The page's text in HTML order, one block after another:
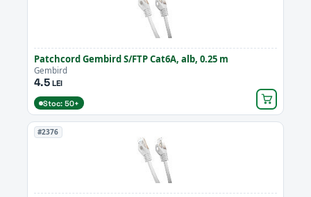
Patchcord Gembird S/FTP Cat6A, alb, 0.25 m
Gembird
4.5LEI
Stoc: 50+
#2376